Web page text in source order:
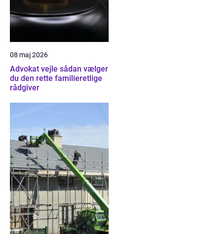
08 maj 2026
Advokat vejle sådan vælger
du den rette familieretlige
rådgiver